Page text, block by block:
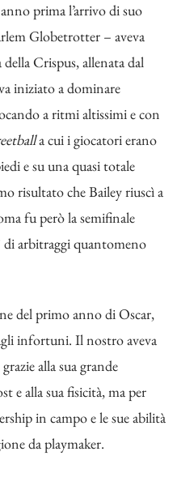
prima l’arrivo di suo
Globetrotter – aveva
della Crispus, allenata dal
iniziato a dominare
a ritmi altissimi e con
a cui i giocatori erano
e su una quasi totale
risultato che Bailey riuscì a
fu però la semifinale
di arbitraggi quantomeno
del primo anno di Oscar,
infortuni. Il nostro aveva
alla sua grande
e alla sua fisicità, ma per
in campo e le sue abilità
da playmaker.